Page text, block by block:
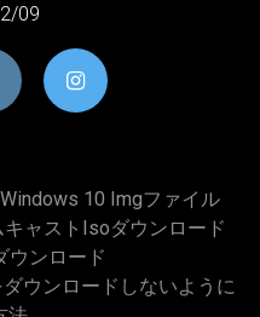
09
10 Imgファイル
ャストisoダウンロード
ウンロード
ウンロードしないように